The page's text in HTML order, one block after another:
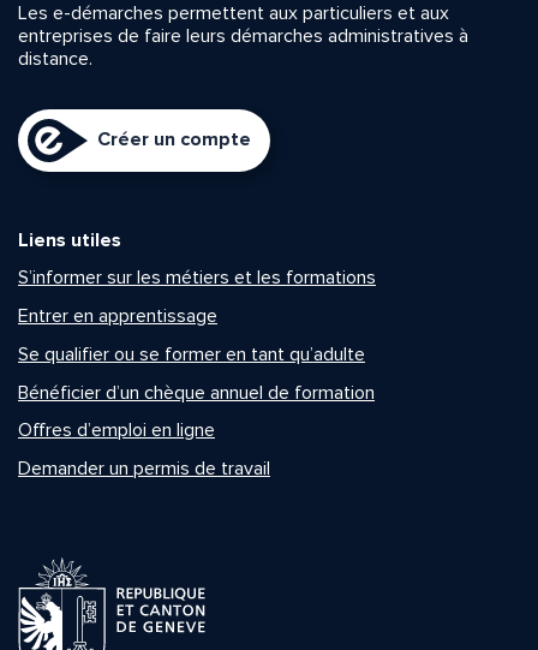
Les e-démarches permettent aux particuliers et aux
entreprises de faire leurs démarches administratives à
distance.
Créer un compte
Liens utiles
S’informer sur les métiers et les formations
Entrer en apprentissage
Se qualifier ou se former en tant qu’adulte
Bénéficier d’un chèque annuel de formation
Offres d’emploi en ligne
Demander un permis de travail